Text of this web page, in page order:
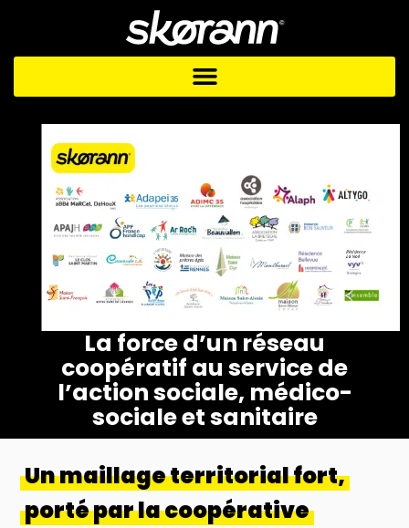
La force d’un réseau
coopératif au service de
l’action sociale, médico-
sociale et sanitaire
Un maillage territorial fort,
porté par la coopérative